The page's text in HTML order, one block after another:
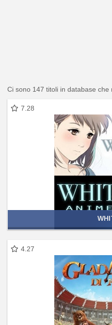
Ci sono 147 titoli in database che
7.28
4.27